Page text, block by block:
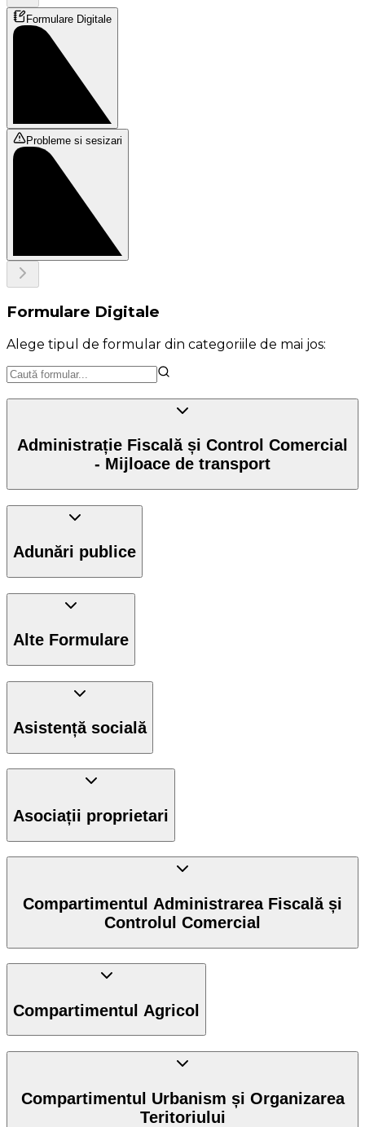
Formulare Digitale
Probleme si sesizari
Formulare Digitale
Alege tipul de formular din categoriile de mai jos:
Administrație Fiscală și Control Comercial
- Mijloace de transport
Adunări publice
Alte Formulare
Asistență socială
Asociații proprietari
Compartimentul Administrarea Fiscală și
Controlul Comercial
Compartimentul Agricol
Compartimentul Urbanism și Organizarea
Teritoriului